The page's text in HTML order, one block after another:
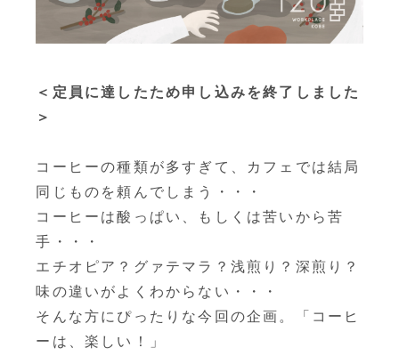
＜定員に達したため申し込みを終了しました
＞
コーヒーの種類が多すぎて、カフェでは結局
同じものを頼んでしまう・・・
コーヒーは酸っぱい、もしくは苦いから苦
手・・・
エチオピア？グァテマラ？浅煎り？深煎り？
味の違いがよくわからない・・・
そんな方にぴったりな今回の企画。「コーヒ
ーは、楽しい！」